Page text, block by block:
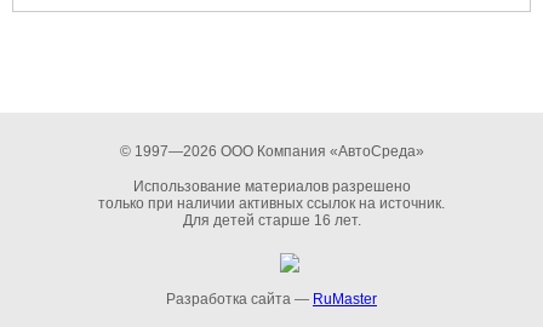
© 1997—2026 ООО Компания «АвтоСреда»
Использование материалов разрешено
только при наличии активных ссылок на источник.
Для детей старше 16 лет.
Разработка сайта — RuMaster